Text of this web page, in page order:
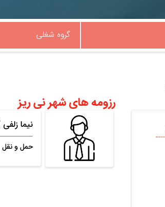
گروه شغلی
رزومه های شهر نی ریز
نیما زلفی
حمل و نقل